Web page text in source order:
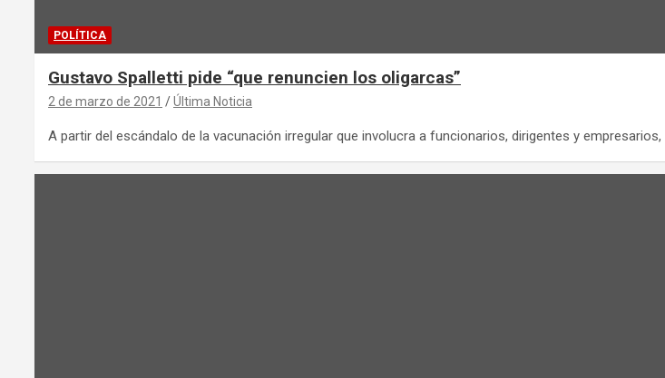
POLÍTICA
Gustavo Spalletti pide “que renuncien los oligarcas”
2 de marzo de 2021 Última Noticia
A partir del escándalo de la vacunación irregular que involucra a funcionarios, dirigentes y empresarios,